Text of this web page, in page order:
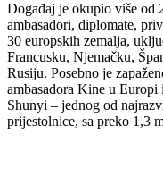
Događaj je okupio više od
ambasadori, diplomate,
30 europskih zemalja,
Francusku, Njemačku,
Rusiju. Posebno je
ambasadora Kine u
Shunyi – jednog od
prijestolnice, sa preko 1,3